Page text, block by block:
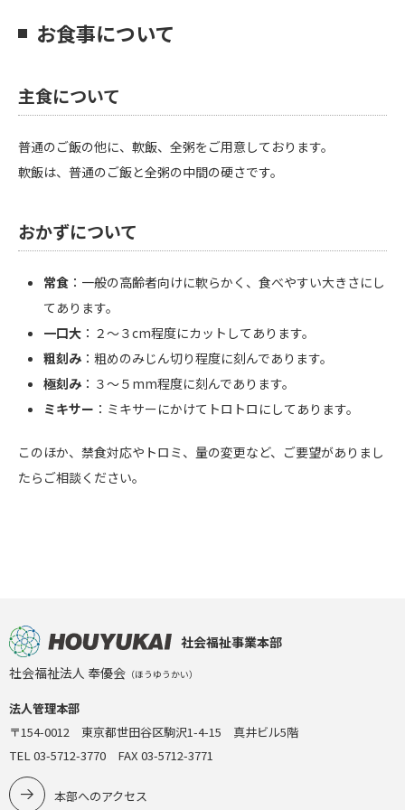
お食事について
主食について
普通のご飯の他に、軟飯、全粥をご用意しております。
軟飯は、普通のご飯と全粥の中間の硬さです。
おかずについて
常食 ：一般の高齢者向けに軟らかく、食べやすい大きさにし
てあります。
一口大 ：２～３cm程度にカットしてあります。
粗刻み ：粗めのみじん切り程度に刻んであります。
極刻み ：３～５mm程度に刻んであります。
ミキサー ：ミキサーにかけてトロトロにしてあります。
このほか、禁食対応やトロミ、量の変更など、ご要望がありまし
たらご相談ください。
社会福祉事業本部
社会福祉法人 奉優会 （ほうゆうかい）
法人管理本部
〒154-0012 東京都世田谷区駒沢1-4-15 真井ビル5階
TEL 03-5712-3770 FAX 03-5712-3771
本部へのアクセス